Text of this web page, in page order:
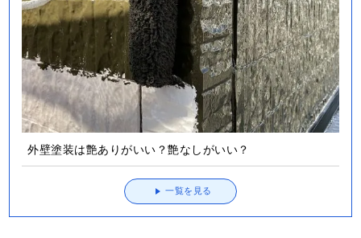
外壁塗装は艶ありがいい？艶なしがいい？
一覧を見る